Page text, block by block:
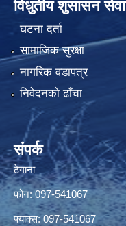
विधुतीय शुसासन सेवा
घटना दर्ता
सामाजिक सुरक्षा
नागरिक वडापत्र
निवेदनको ढाँचा
संपर्क
ठेगाना
फोन: 097-541067
फ्याक्स: 097-541067